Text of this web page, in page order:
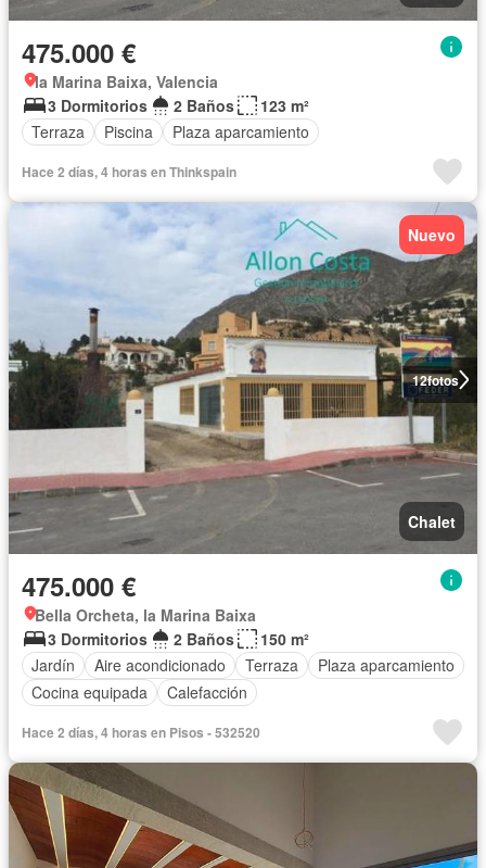
475.000 €
la Marina Baixa, Valencia
3 Dormitorios
2 Baños
123 m²
Terraza
Piscina Plaza aparcamiento
Hace 2 días, 4 horas en Thinkspain
12fotos
Nuevo
Chalet
475.000 €
Bella Orcheta, la Marina Baixa
3 Dormitorios
2 Baños
150 m²
Jardín
Aire acondicionado Terraza
Plaza aparcamiento
Cocina equipada
Calefacción
Hace 2 días, 4 horas en Pisos - 532520